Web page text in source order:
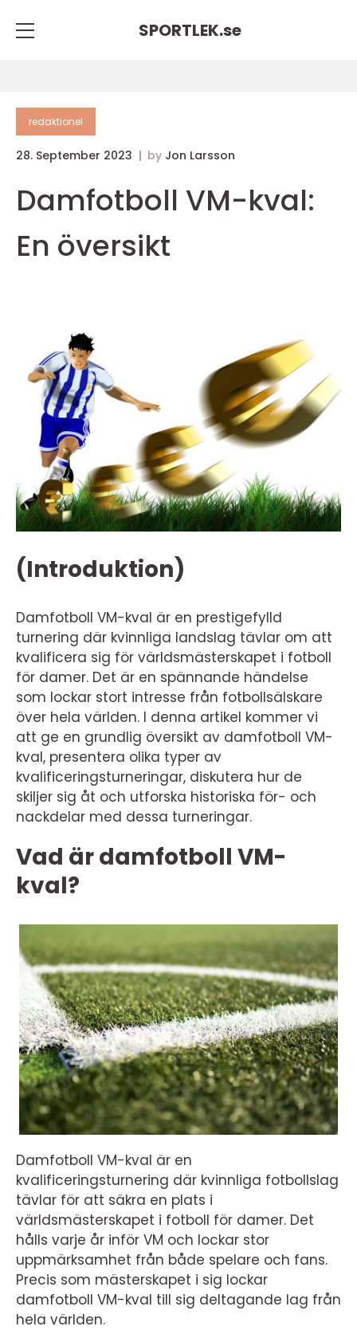
SPORTLEK.se
redaktionel
28. September 2023 by Jon Larsson
Damfotboll VM-kval:
En översikt
(Introduktion)
Damfotboll VM-kval är en prestigefylld
turnering där kvinnliga landslag tävlar om att
kvalificera sig för världsmästerskapet i fotboll
för damer. Det är en spännande händelse
som lockar stort intresse från fotbollsälskare
över hela världen. I denna artikel kommer vi
att ge en grundlig översikt av damfotboll VM-
kval, presentera olika typer av
kvalificeringsturneringar, diskutera hur de
skiljer sig åt och utforska historiska för- och
nackdelar med dessa turneringar.
Vad är damfotboll VM-
kval?
Damfotboll VM-kval är en
kvalificeringsturnering där kvinnliga fotbollslag
tävlar för att säkra en plats i
världsmästerskapet i fotboll för damer. Det
hålls varje år inför VM och lockar stor
uppmärksamhet från både spelare och fans.
Precis som mästerskapet i sig lockar
damfotboll VM-kval till sig deltagande lag från
hela världen.